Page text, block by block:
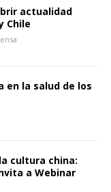
actualidad
Chile
en la salud de los
cultura china:
a Webinar